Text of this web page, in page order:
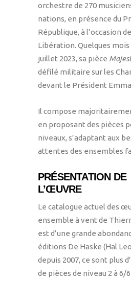
orchestre de 270
nations, en présence du
République, à l’occasion
Libération. Quelques
juillet 2023, sa pièce
défilé militaire sur les
devant le Président
Il compose
en proposant des pièces
niveaux, s’adaptant aux
attentes des ensembles
PRÉSENTATION DE
L’ŒUVRE
Le catalogue actuel des
ensemble à vent de
est d’une grande
éditions De Haske (Hal
depuis 2007, ce sont plus
de pièces de niveau 2 à 6/